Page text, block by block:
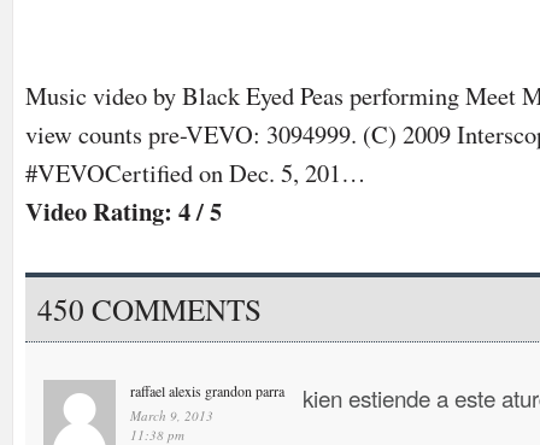
Music video by Black Eyed Peas performing Meet
view counts pre-VEVO: 3094999. (C) 2009
#VEVOCertified on Dec. 5, 201…
Video Rating: 4 / 5
450 COMMENTS
raffael alexis grandon parra
March 9, 2013
11:38 pm
kien estiende a este